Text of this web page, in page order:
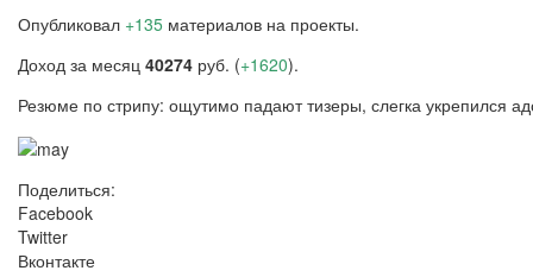
Опубликовал +135 материалов на проекты.
Доход за месяц 40274 руб. (+1620).
Резюме по стрипу: ощутимо падают тизеры, слегка укрепился
Поделиться:
Facebook
Twitter
Вконтакте